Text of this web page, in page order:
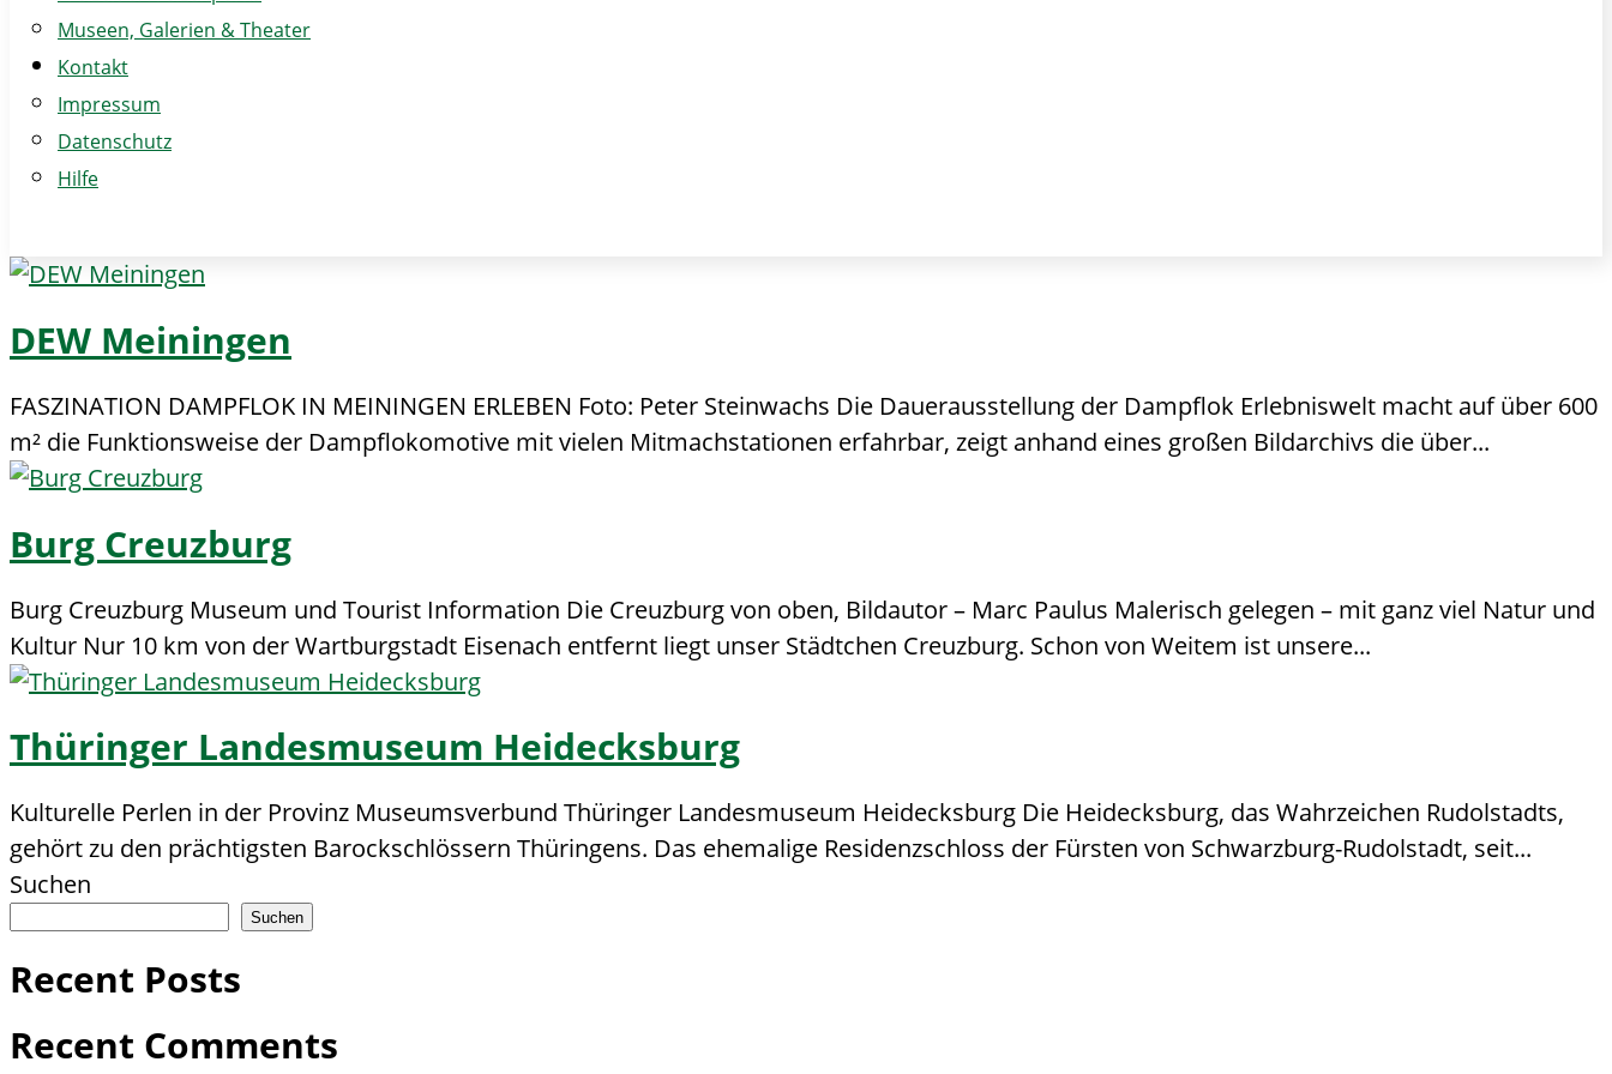
Museen, Galerien & Theater
Kontakt
Impressum
Datenschutz
Hilfe
DEW Meiningen
FASZINATION DAMPFLOK IN MEININGEN ERLEBEN Foto: Peter Steinwachs Die Dauerausstellung der Dampflok Erlebniswelt macht auf über 600
m² die Funktionsweise der Dampflokomotive mit vielen Mitmachstationen erfahrbar, zeigt anhand eines großen Bildarchivs die über...
Burg Creuzburg
Burg Creuzburg Museum und Tourist Information Die Creuzburg von oben, Bildautor – Marc Paulus Malerisch gelegen – mit ganz viel Natur und
Kultur Nur 10 km von der Wartburgstadt Eisenach entfernt liegt unser Städtchen Creuzburg. Schon von Weitem ist unsere...
Thüringer Landesmuseum Heidecksburg
Kulturelle Perlen in der Provinz Museumsverbund Thüringer Landesmuseum Heidecksburg Die Heidecksburg, das Wahrzeichen Rudolstadts,
gehört zu den prächtigsten Barockschlössern Thüringens. Das ehemalige Residenzschloss der Fürsten von Schwarzburg-Rudolstadt, seit...
Suchen
Suchen
Recent Posts
Recent Comments